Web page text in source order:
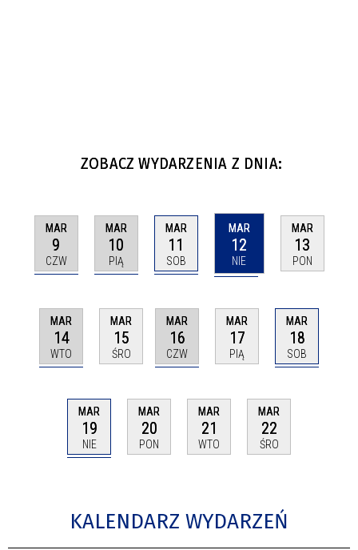
ZOBACZ WYDARZENIA Z DNIA:
MAR
9
CZW
MAR
10
PIĄ
MAR
11
SOB
MAR
12
NIE
MAR
13
PON
MAR
14
WTO
MAR
15
ŚRO
MAR
16
CZW
MAR
17
PIĄ
MAR
18
SOB
MAR
19
NIE
MAR
20
PON
MAR
21
WTO
MAR
22
ŚRO
KALENDARZ WYDARZEŃ